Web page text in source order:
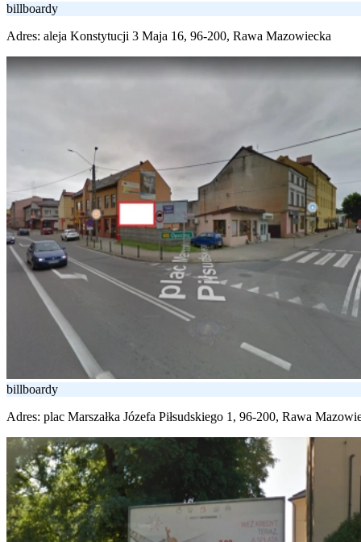
billboardy
Adres: aleja Konstytucji 3 Maja 16, 96-200, Rawa Mazowiecka
billboardy
Adres: plac Marszałka Józefa Piłsudskiego 1, 96-200, Rawa